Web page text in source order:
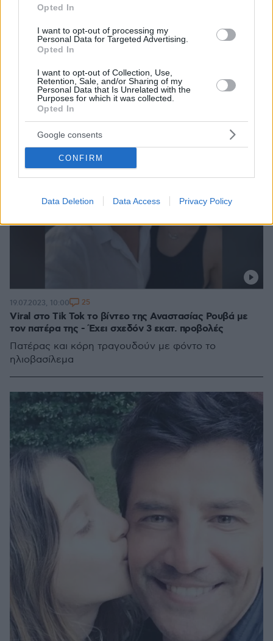
Opted In
I want to opt-out of processing my
Personal Data for Targeted Advertising.
Opted In
I want to opt-out of Collection, Use,
Retention, Sale, and/or Sharing of my
Personal Data that Is Unrelated with the
Purposes for which it was collected.
Opted In
Google consents
CONFIRM
Data Deletion Data Access Privacy Policy
του τραγούδια πάνω από τη σκηνή - Δείτε βίντεο
Viral στο Tik Tok το βίντεο της Αναστασίας Ρουβά με
τον πατέρα της - Έχει σχεδόν 3 εκατ. προβολές
Πατέρας και κόρη τραγουδούν με φόντο το
ηλιοβασίλεμα
19.07.2023, 10:00 25